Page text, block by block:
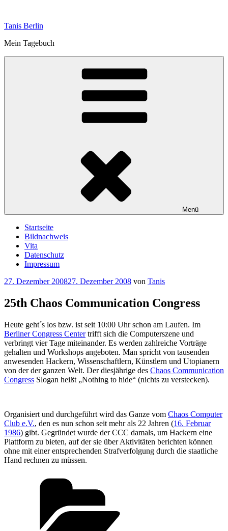
springen
Tanis Berlin
Mein Tagebuch
Menü
Startseite
Bildnachweis
Vita
Datenschutz
Impressum
Veröffentlicht
27. Dezember 200827. Dezember 2008 von Tanis
25th Chaos Communication Congress
Heute geht´s los bzw. ist seit 10:00 Uhr schon am Laufen. Im
Berliner Congress Centertrifft sich die Computerszene und
verbringt vier Tage miteinander. Es werden zahlreiche Vorträge
gehalten und Workshops angeboten. Man spricht von tausenden
anwesenden Hackern, Wissenschaftlern, Künstlern und Utopianern
von der der ganzen Welt. Der diesjährige des Chaos Communication
Congress Slogan heißt „Nothing to hide“ (nichts zu verstecken).
Organisiert und durchgeführt wird das Ganze vom Chaos Computer
Club e.V., den es nun schon seit mehr als 22 Jahren (16. Februar
1986) gibt. Gegründet wurde der CCC damals, um Hackern eine
Plattform zu bieten, auf der sie über Aktivitäten berichten können
ohne mit einer entsprechenden Strafverfolgung durch die staatliche
Hand rechnen zu müssen.